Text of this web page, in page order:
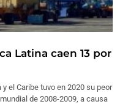
Latina caen 13 por
el Caribe tuvo en 2020 su peor
de 2008-2009, a causa